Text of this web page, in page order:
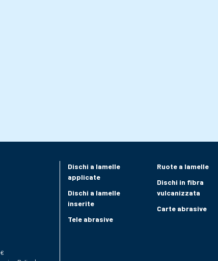
Dischi a lamelle
applicate
Dischi a lamelle
inserite
Tele abrasive
Ruote a lamelle
Dischi in fibra
vulcanizzata
Carte abrasive